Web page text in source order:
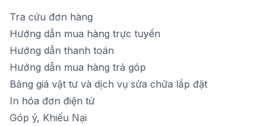
Tra cứu đơn hàng
Hướng dẫn mua hàng trực tuyến
Hướng dẫn thanh toán
Hướng dẫn mua hàng trả góp
Bảng giá vật tư và dịch vụ sửa chữa lắp đặt
In hóa đơn điện tử
Góp ý, Khiếu Nại